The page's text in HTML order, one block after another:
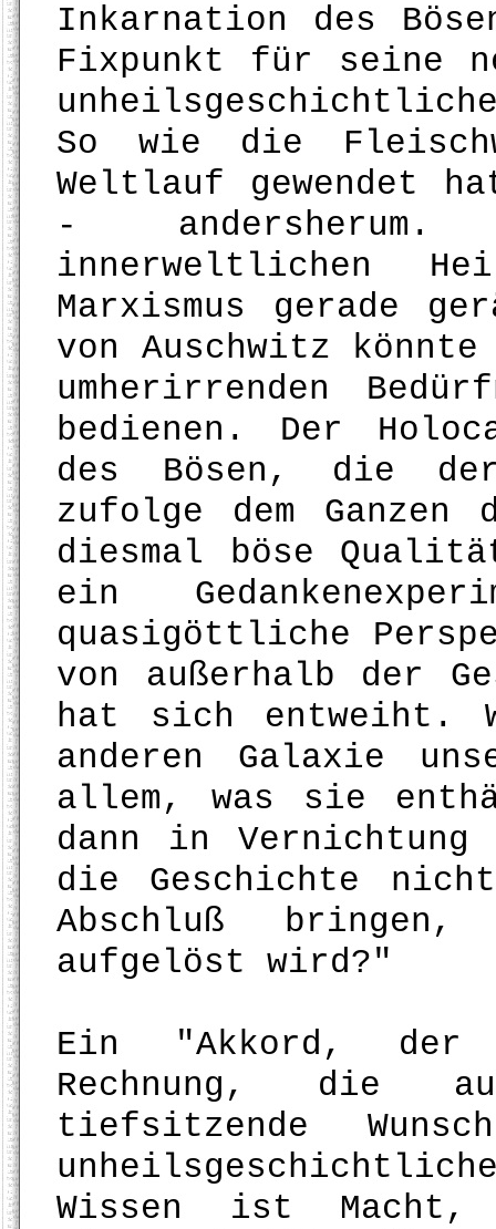
Inkarnation des
Fixpunkt für seine
So wie die
Weltlauf gewendet
-
innerweltlichen
Marxismus gerade
von Auschwitz
umherirrenden
bedienen. Der
des Bösen, die der
zufolge dem
diesmal böse
ein
quasigöttliche
von außerhalb der
hat sich entweiht.
anderen Galaxie
allem, was sie
dann in Vernichtung
die Geschichte
Abschluß
aufgelöst wird?"
Ein "Akkord,
Rechnung, die
tiefsitzende
Wissen ist